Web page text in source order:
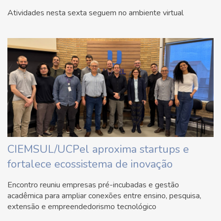
Atividades nesta sexta seguem no ambiente virtual
CIEMSUL/UCPel aproxima startups e
fortalece ecossistema de inovação
Encontro reuniu empresas pré-incubadas e gestão
acadêmica para ampliar conexões entre ensino, pesquisa,
extensão e empreendedorismo tecnológico